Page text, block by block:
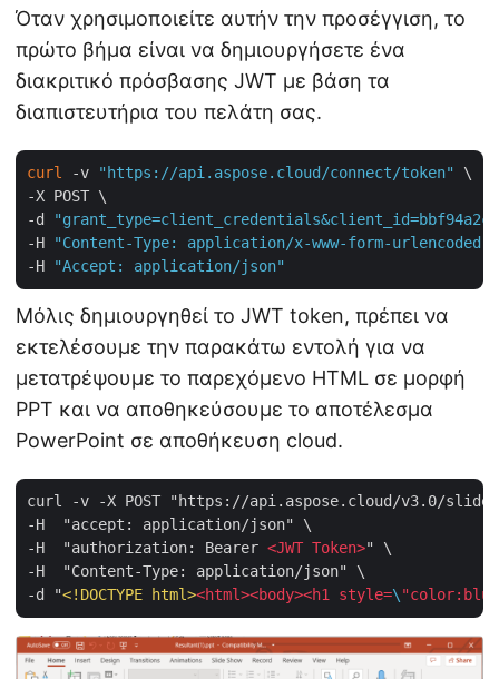
Όταν χρησιμοποιείτε αυτήν την προσέγγιση, το
πρώτο βήμα είναι να δημιουργήσετε ένα
διακριτικό πρόσβασης JWT με βάση τα
διαπιστευτήρια του πελάτη σας.
curl -v "https://api.aspose.cloud/connect/token"
\
-X POST \
-d
"grant_type=client_credentials&client_id=bbf94a2c-
-H
"Content-Type: application/x-www-form-urlencoded"
-H
"Accept: application/json"
Μόλις δημιουργηθεί το JWT token, πρέπει να
εκτελέσουμε την παρακάτω εντολή για να
μετατρέψουμε το παρεχόμενο HTML σε μορφή
PPT και να αποθηκεύσουμε το αποτέλεσμα
PowerPoint σε αποθήκευση cloud.
curl -v -X POST "https://api.aspose.cloud/v3.0/
-H  "accept: application/json" \
-H  "authorization: Bearer <JWT Token>" \
-H  "Content-Type: application/json" \
-d "<!DOCTYPE html><html><body><h1 style=\ "color:blue